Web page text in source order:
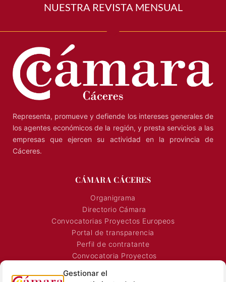
Gestionar el
NUESTRA REVISTA MENSUAL
Representa, promueve y defiende los intereses generales de
los agentes económicos de la región, y presta servicios a las
empresas que ejercen su actividad en la provincia de
Cáceres.
CÁMARA CÁCERES
Organigrama
Directorio Cámara
Convocatorias Proyectos Europeos
Portal de transparencia
Perfil de contratante
Convocatoria Proyectos
Señalización Comercial